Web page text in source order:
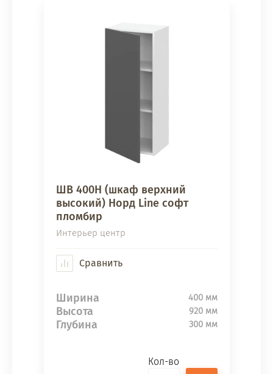
ШВ 400Н (шкаф верхний
высокий) Норд Line софт
пломбир
Интерьер центр
Сравнить
Ширина 400 мм
Высота 920 мм
Глубина 300 мм
Кол-во